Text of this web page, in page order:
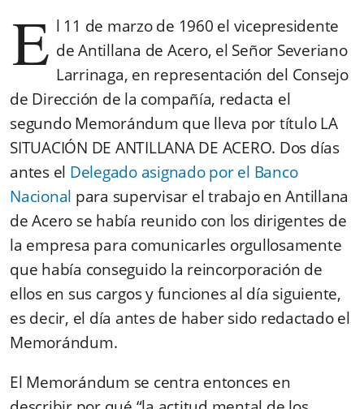
E l 11 de marzo de 1960 el vicepresidente
de Antillana de Acero, el Señor Severiano
Larrinaga, en representación del Consejo
de Dirección de la compañía, redacta el
segundo Memorándum que lleva por título LA
SITUACIÓN DE ANTILLANA DE ACERO. Dos días
antes el Delegado asignado por el Banco
Nacional para supervisar el trabajo en Antillana
de Acero se había reunido con los dirigentes de
la empresa para comunicarles orgullosamente
que había conseguido la reincorporación de
ellos en sus cargos y funciones al día siguiente,
es decir, el día antes de haber sido redactado el
Memorándum.
El Memorándum se centra entonces en